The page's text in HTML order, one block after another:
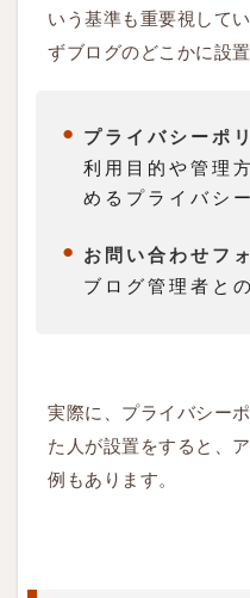
い
合
」
を
設
す
る
イ
ン
ト
いう基準も重要視して
ずブログのどこかに設
プライバシーポ
利用目的や管理
めるプライバシ
お問い合わせフ
ブログ管理者と
実際に、プライバシー
た人が設置をすると、
例もあります。